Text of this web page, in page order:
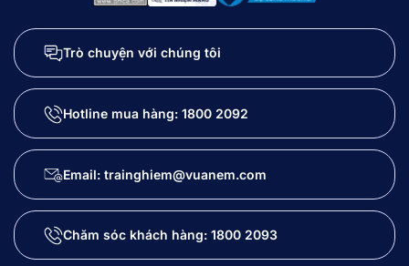
Trò chuyện với chúng tôi
Hotline mua hàng: 1800 2092
Email: trainghiem@vuanem.com
Chăm sóc khách hàng: 1800 2093